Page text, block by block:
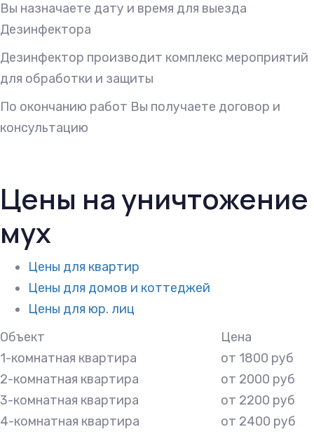
Вы назначаете дату и время для выезда
Дезинфектора
Дезинфектор производит комплекс мероприятий
для обработки и защиты
По окончанию работ Вы получаете договор и
консультацию
Цены на уничтожение
мух
Цены для квартир
Цены для домов и коттеджей
Цены для юр. лиц
Объект
Цена
1-комнатная квартира
от 1800 руб
2-комнатная квартира
от 2000 руб
3-комнатная квартира
от 2200 руб
4-комнатная квартира
от 2400 руб